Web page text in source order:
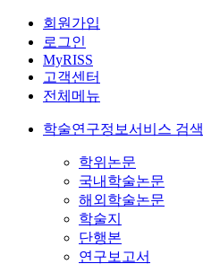
회원가입
로그인
MyRISS
고객센터
전체메뉴
학술연구정보서비스 검색
학위논문
국내학술논문
해외학술논문
학술지
단행본
연구보고서